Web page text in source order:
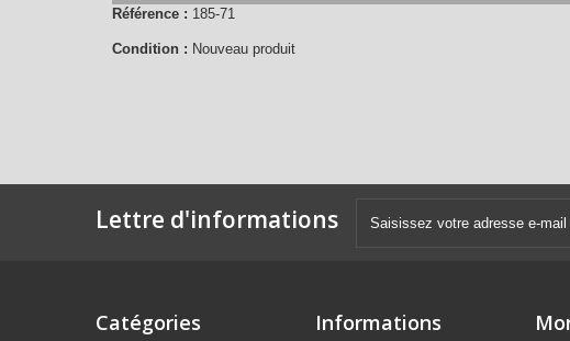
Référence : 185-71
Condition : Nouveau produit
Lettre d'informations
Catégories Informations